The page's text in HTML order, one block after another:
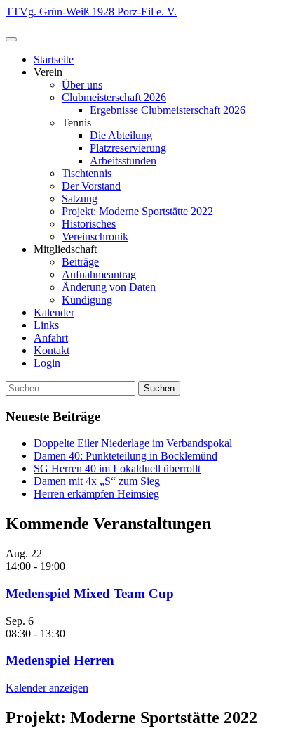
Zum
springen
TTVg. Grün-Weiß 1928 Porz-Eil e. V.
Startseite
Verein
Über uns
Clubmeisterschaft 2026
Ergebnisse Clubmeisterschaft 2026
Tennis
Die Abteilung
Platzreservierung
Arbeitsstunden
Tischtennis
Der Vorstand
Satzung
Projekt: Moderne Sportstätte 2022
Historisches
Vereinschronik
Mitgliedschaft
Beiträge
Aufnahmeantrag
Änderung von Daten
Kündigung
Kalender
Links
Anfahrt
Kontakt
Login
Suchen
nach:
Neueste Beiträge
Doppelte Eiler Niederlage im Verbandspokal
Damen 40: Punkteteilung in Bocklemünd
SG Herren 40 im Lokalduell überrollt
Damen mit 4x „S“ zum Sieg
Herren erkämpfen Heimsieg
Kommende Veranstaltungen
Aug. 22
14:00 - 19:00
Medenspiel Mixed Team Cup
Sep. 6
08:30 - 13:30
Medenspiel Herren
Kalender anzeigen
Projekt: Moderne Sportstätte 2022